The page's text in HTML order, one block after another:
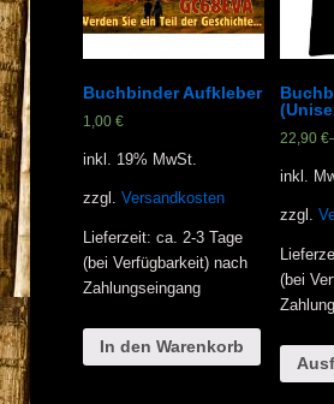
Buchbinder Aufkleber
1,00 €
inkl. 19% MwSt.
zzgl. Versandkosten
Lieferzeit: ca. 2-3 Tage
(bei Verfügbarkeit) nach
Zahlungseingang
In den Warenkorb
22,90 €
inkl.
zzgl.
(bei